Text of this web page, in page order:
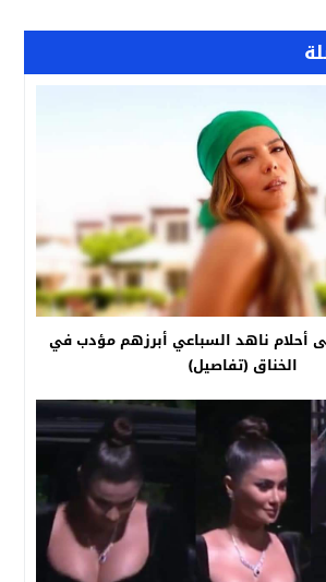
أحلام ناهد السباعي أبرزهم مؤدب في
الخناق (تفاصيل)